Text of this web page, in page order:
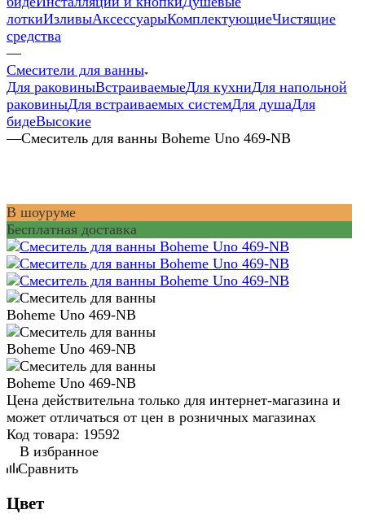
лоткиИзливыАксессуарыКомплектующиеЧистящие
средства
—
Смесители для ванны
Для раковиныВстраиваемыеДля кухниДля напольной
раковиныДля встраиваемых системДля душаДля
бидеВысокие
—Смеситель для ванны Boheme Uno 469-NB
В шоуруме
Бесплатная доставка
Цена действительна только для интернет-магазина и
может отличаться от цен в розничных магазинах
Код товара: 19592
В избранное
Сравнить
Цвет